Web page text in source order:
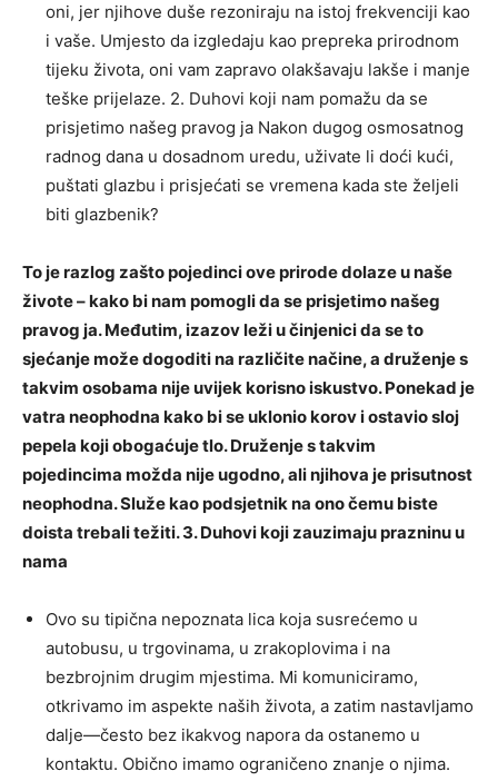
oni, jer njihove duše rezoniraju na istoj frekvenciji kao
i vaše. Umjesto da izgledaju kao prepreka prirodnom
tijeku života, oni vam zapravo olakšavaju lakše i manje
teške prijelaze. 2. Duhovi koji nam pomažu da se
prisjetimo našeg pravog ja Nakon dugog osmosatnog
radnog dana u dosadnom uredu, uživate li doći kući,
puštati glazbu i prisjećati se vremena kada ste željeli
biti glazbenik?
To je razlog zašto pojedinci ove prirode dolaze u naše
živote – kako bi nam pomogli da se prisjetimo našeg
pravog ja. Međutim, izazov leži u činjenici da se to
sjećanje može dogoditi na različite načine, a druženje s
takvim osobama nije uvijek korisno iskustvo. Ponekad je
vatra neophodna kako bi se uklonio korov i ostavio sloj
pepela koji obogaćuje tlo. Druženje s takvim
pojedincima možda nije ugodno, ali njihova je prisutnost
neophodna. Služe kao podsjetnik na ono čemu biste
doista trebali težiti. 3. Duhovi koji zauzimaju prazninu u
nama
Ovo su tipična nepoznata lica koja susrećemo u
autobusu, u trgovinama, u zrakoplovima i na
bezbrojnim drugim mjestima. Mi komuniciramo,
otkrivamo im aspekte naših života, a zatim nastavljamo
dalje—često bez ikakvog napora da ostanemo u
kontaktu. Obično imamo ograničeno znanje o njima.